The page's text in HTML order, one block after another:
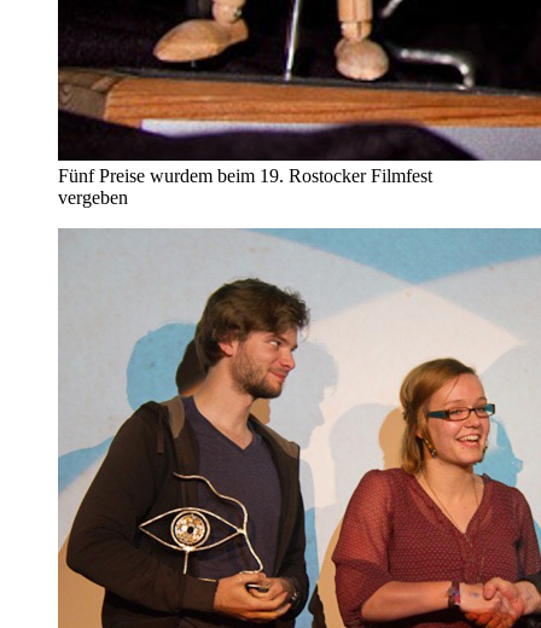
Fünf Preise wurdem beim 19. Rostocker Filmfest
vergeben